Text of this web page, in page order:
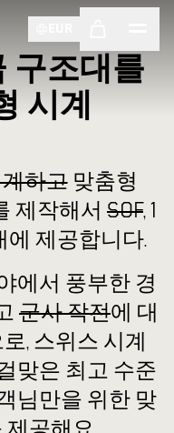
구조대를
시계
하고맞춤형
제작해서 SOF, 1
에 제공합니다.
에서 풍부한 경
군사 작전에 대
, 스위스 시계
맞은 최고 수준
님만을 위한 맞